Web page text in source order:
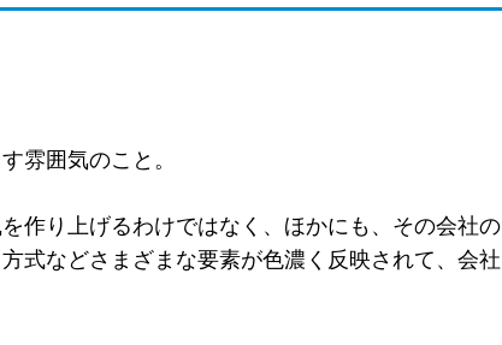
雰囲気のこと。
作り上げるわけではなく、ほかにも、その会社の
式などさまざまな要素が色濃く反映されて、会社